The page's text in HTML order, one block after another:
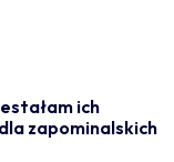
ich
zapominalskich